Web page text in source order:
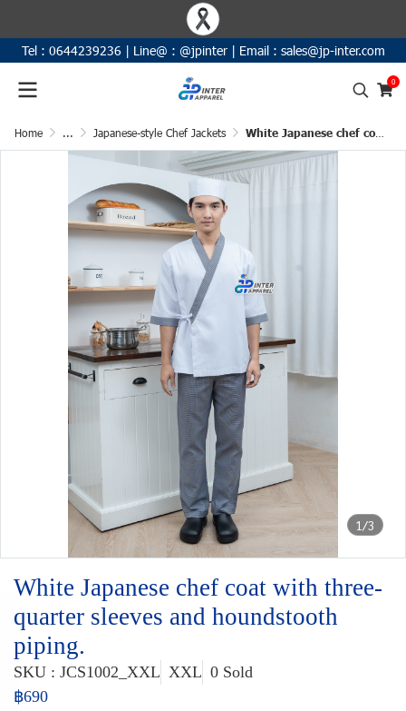
Tel : 0644239236| Line@ : @jpinter| Email: sales@jp-inter.com
0
Home ... Japanese-style Chef Jackets White Japanese chef coat with three-quarter sleeves and houndstooth piping.
1/3
White Japanese chef coat with three-
quarter sleeves and houndstooth
piping.
SKU : JCS1002_XXL XXL 0 Sold
฿690